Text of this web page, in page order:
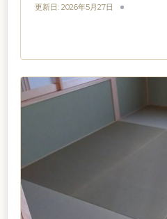
更新日: 2026年5月27日